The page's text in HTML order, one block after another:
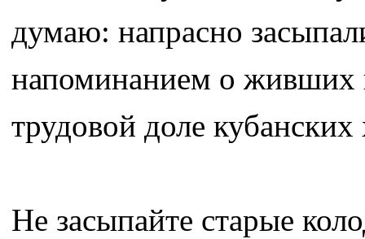
думаю: напрасно
напоминанием о живших
трудовой доле
Не засыпайте старые